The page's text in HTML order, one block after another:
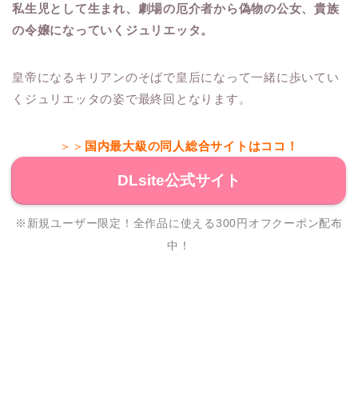
私生児として生まれ、劇場の厄介者から偽物の公女、貴族
の令嬢になっていくジュリエッタ。
皇帝になるキリアンのそばで皇后になって一緒に歩いてい
くジュリエッタの姿で最終回となります。
＞＞ 国内最大級の同人総合サイトはココ！
DLsite公式サイト
※新規ユーザー限定！全作品に使える300円オフクーポン配布
中！